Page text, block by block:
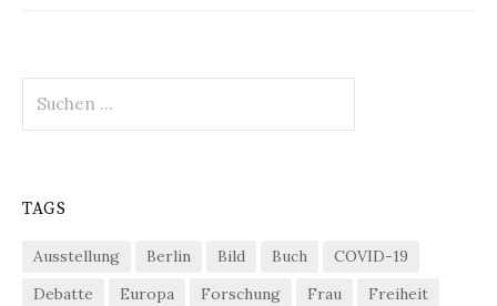
nach:
TAGS
Ausstellung Berlin Bild Buch
COVID-19
Debatte
Europa Forschung Frau
Freiheit